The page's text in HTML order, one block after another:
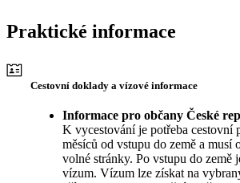
Praktické informace
Cestovní doklady a vízové informace
Informace pro občany České
K vycestování je potřeba cestovní
měsíců od vstupu do země a musí
volné stránky. Po vstupu do země
vízum. Vízum lze získat na